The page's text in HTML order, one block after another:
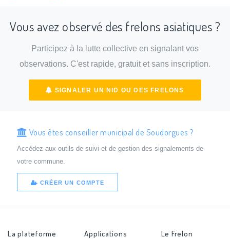
Vous avez observé des frelons asiatiques ?
Participez à la lutte collective en signalant vos
observations. C'est rapide, gratuit et sans inscription.
SIGNALER UN NID OU DES FRELONS
Vous êtes conseiller municipal de Soudorgues ?
Accédez aux outils de suivi et de gestion des signalements de
votre commune.
CRÉER UN COMPTE
La plateforme
Applications
Le Frelon